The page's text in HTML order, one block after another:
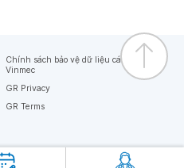
Chính sách bảo vệ dữ liệu cá nhân của
Vinmec
GR Privacy
GR Terms